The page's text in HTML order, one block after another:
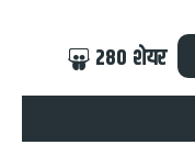
280 शेयर